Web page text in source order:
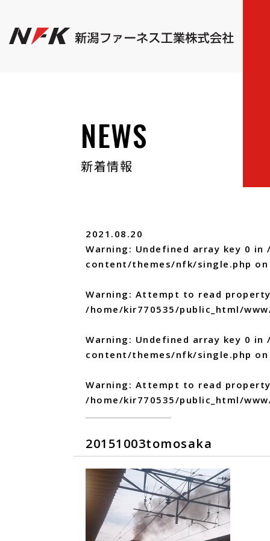
NEWS
新着情報
2021.08.20
Warning : Undefined array key 0 in
content/themes/nfk/single.php
Warning : Attempt to read
/home/kir770535/public_html/
Warning : Undefined array key 0 in
content/themes/nfk/single.php
Warning : Attempt to read
/home/kir770535/public_html/
20151003tomosaka